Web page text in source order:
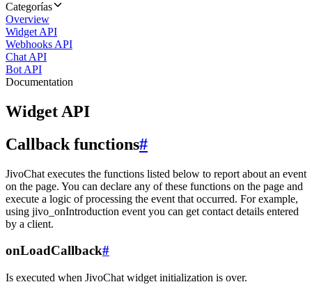
Categorías
Overview
Widget API
Webhooks API
Chat API
Bot API
Documentation
Widget API
Callback functions#
JivoChat executes the functions listed below to report about an event
on the page. You can declare any of these functions on the page and
execute a logic of processing the event that occurred. For example,
using jivo_onIntroduction event you can get contact details entered
by a client.
onLoadCallback#
Is executed when JivoChat widget initialization is over.